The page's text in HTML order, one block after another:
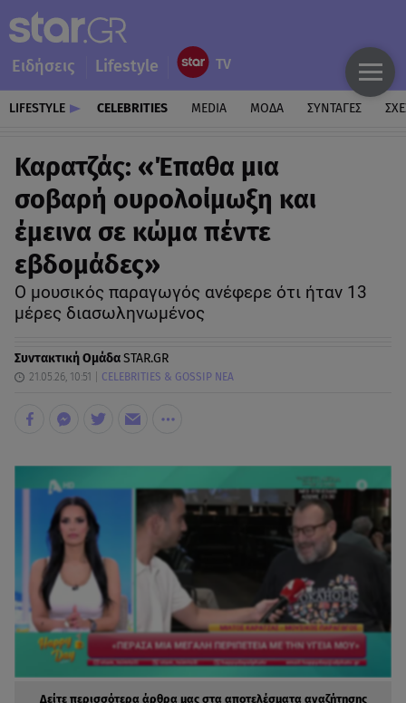
Ειδήσεις Lifestyle
LIFESTYLE CELEBRITIES MEDIA ΜΟΔΑ ΣΥΝΤΑΓΕΣ
Καρατζάς: «Έπαθα μια
σοβαρή ουρολοίμωξη και
έμεινα σε κώμα πέντε
εβδομάδες»
Ο μουσικός παραγωγός ανέφερε ότι ήταν 13
μέρες διασωληνωμένος
Συντακτική ΟμάδαSTAR.GR
21.05.26, 10:51 CELEBRITIES & GOSSIP ΝΕΑ
Δείτε περισσότερα άρθρα μας στα αποτελέσματα αναζήτησης